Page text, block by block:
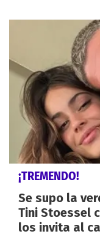
¡TREMENDO!
Se supo la
Tini Stoessel
los invita al